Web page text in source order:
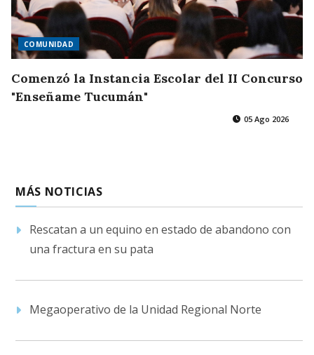
COMUNIDAD
Comenzó la Instancia Escolar del II Concurso
"Enseñame Tucumán"
05 Ago 2026
MÁS NOTICIAS
Rescatan a un equino en estado de abandono con
una fractura en su pata
Megaoperativo de la Unidad Regional Norte